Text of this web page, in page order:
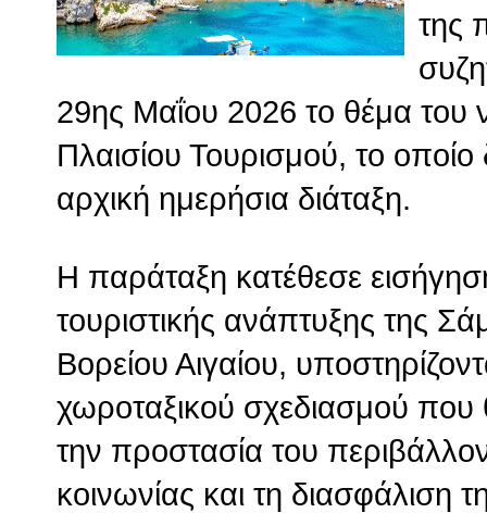
της
29ης Μαΐου 2026 το θέμα του
Πλαισίου Τουρισμού, το
αρχική ημερήσια διάταξη.
Η παράταξη κατέθεσε
τουριστικής ανάπτυξης της
Βορείου Αιγαίου,
χωροταξικού σχεδιασμού που
την προστασία του
κοινωνίας και τη διασφάλιση